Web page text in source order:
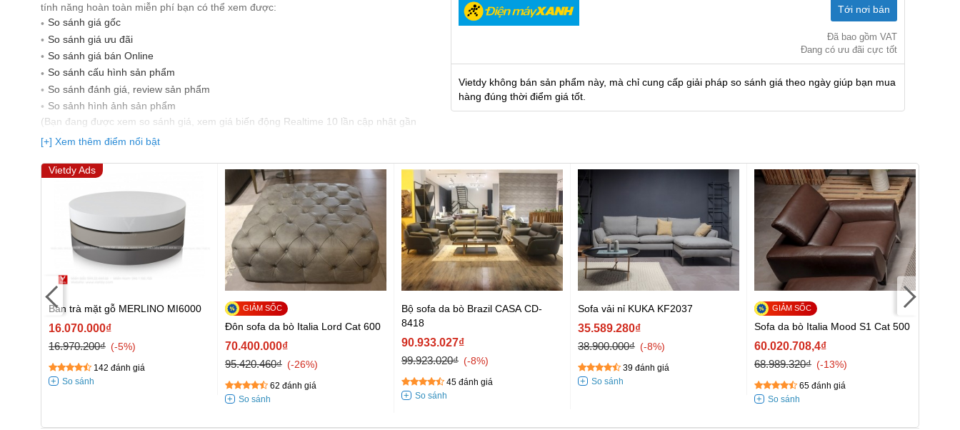
tính năng hoàn toàn miễn phí bạn có thể xem được:
So sánh giá gốc
So sánh giá ưu đãi
So sánh giá bán Online
So sánh cấu hình sản phẩm
So sánh đánh giá, review sản phẩm
So sảnh hình ảnh sản phẩm
(Bạn đang được xem so sánh giá, xem giá biến động Realtime 10 lần cập nhật gần
nhất)
[+] Xem thêm điểm nổi bật
Tới nơi bán
Đã bao gồm VAT
Đang có ưu đãi cực tốt
Vietdy không bán sản phẩm này, mà chỉ cung cấp giải pháp so sánh giá theo ngày giúp bạn mua
hàng đúng thời điểm giá tốt.
Vietdy Ads
Bàn trà mặt gỗ MERLINO MI6000
16.070.000₫
16.970.200₫
-5%
142 đánh giá
Đôn sofa da bò Italia Lord Cat 600
70.400.000₫
95.420.460₫
-26%
62 đánh giá
Bộ sofa da bò Brazil CASA CD-
8418
90.933.027₫
99.923.020₫
-8%
45 đánh giá
Sofa vải nỉ KUKA KF2037
35.589.280₫
38.900.000₫
-8%
39 đánh giá
Sofa da bò Italia Mood S1 Cat 500
60.020.708,4₫
68.989.320₫
-13%
65 đánh giá